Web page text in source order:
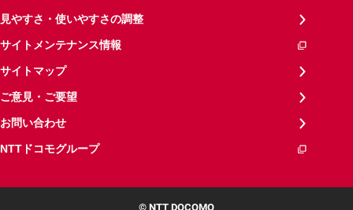
見やすさ・使いやすさの調整
サイトメンテナンス情報
サイトマップ
ご意見・ご要望
お問い合わせ
NTTドコモグループ
© NTT DOCOMO